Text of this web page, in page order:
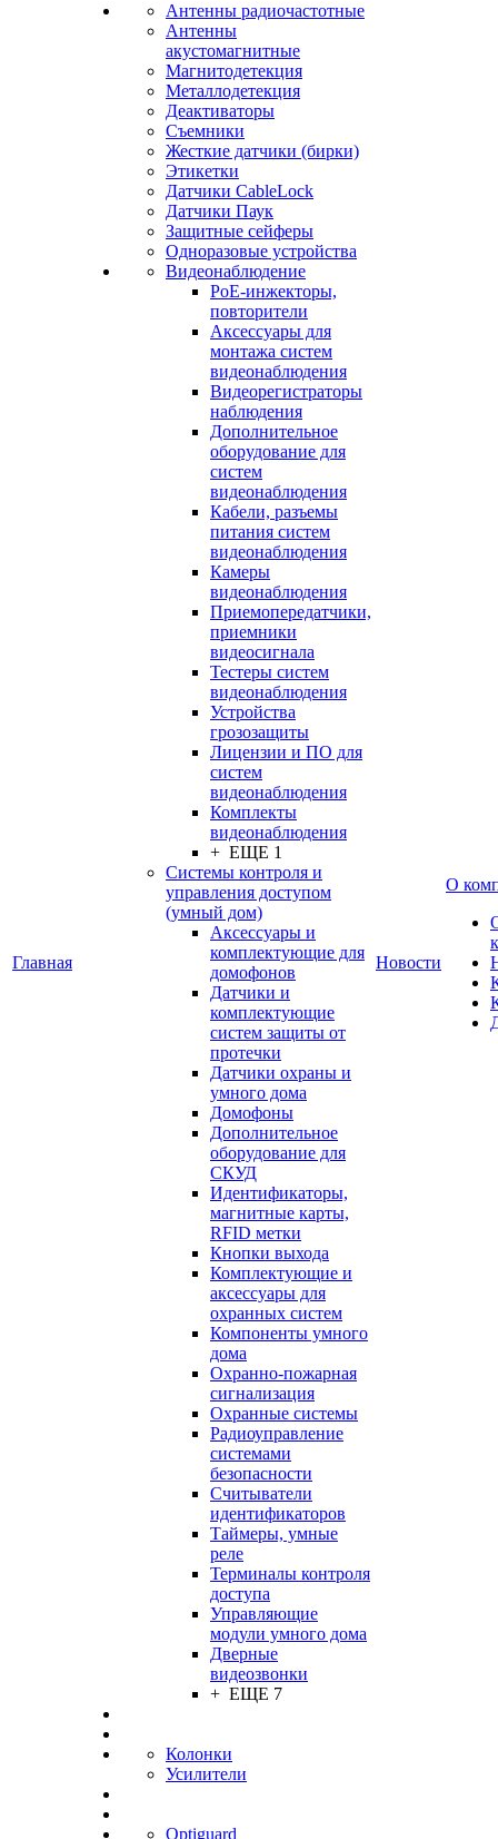
Главная
Антенны радиочастотные
Антенны
акустомагнитные
Магнитодетекция
Металлодетекция
Деактиваторы
Съемники
Жесткие датчики (бирки)
Этикетки
Датчики CableLock
Датчики Паук
Защитные сейферы
Одноразовые устройства
Видеонаблюдение
PoE-инжекторы,
повторители
Аксессуары для
монтажа систем
видеонаблюдения
Видеорегистраторы
наблюдения
Дополнительное
оборудование для
систем
видеонаблюдения
Кабели, разъемы
питания систем
видеонаблюдения
Камеры
видеонаблюдения
Приемопередатчики,
приемники
видеосигнала
Тестеры систем
видеонаблюдения
Устройства
грозозащиты
Лицензии и ПО для
систем
видеонаблюдения
Комплекты
видеонаблюдения
+ ЕЩЕ 1
Системы контроля и
управления доступом
(умный дом)
Аксессуары и
комплектующие для
домофонов
Датчики и
комплектующие
систем защиты от
протечки
Датчики охраны и
умного дома
Домофоны
Дополнительное
оборудование для
СКУД
Идентификаторы,
магнитные карты,
RFID метки
Кнопки выхода
Комплектующие и
аксессуары для
охранных систем
Компоненты умного
дома
Охранно-пожарная
сигнализация
Охранные системы
Радиоуправление
системами
безопасности
Считыватели
идентификаторов
Таймеры, умные
реле
Терминалы контроля
доступа
Управляющие
модули умного дома
Дверные
видеозвонки
+ ЕЩЕ 7
Колонки
Усилители
Optiguard
Новости
О